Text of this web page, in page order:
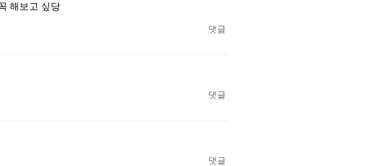
해보고 싶당
댓글
댓글
댓글